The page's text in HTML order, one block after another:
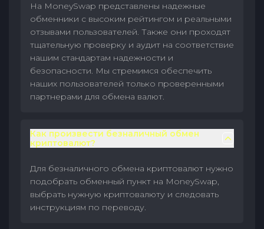
На MoneySwap представлены надежные
обменники с высоким рейтингом и реальными
отзывами пользователей. Также они проходят
тщательную проверку и аудит на соответствие
нашим стандартам надежности и
безопасности. Мы стремимся обеспечить
наших пользователей только проверенными
партнерами для обмена валют.
Как произвести безналичный обмен
криптовалют?
Для безналичного обмена криптовалют нужно
подобрать обменный пункт на MoneySwap,
выбрать нужную криптовалюту и следовать
инструкциям по переводу.